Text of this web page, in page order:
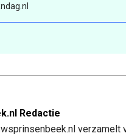
Redactie
verzamelt